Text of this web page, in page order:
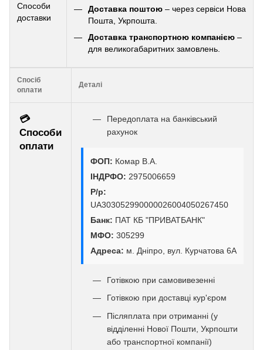
Способи
доставки
Доставка поштою – через сервіси Нова
Пошта, Укрпошта.
Доставка транспортною компанією –
для великогабаритних замовлень.
Спосіб
оплати
Деталі
💳
Способи
оплати
Передоплата на банківський
рахунок
ФОП: Комар В.А.
ІНДРФО: 2975006659
Р/р:
UA303052990000026004050267450
Банк: ПАТ КБ "ПРИВАТБАНК"
МФО: 305299
Адреса: м. Дніпро, вул. Курчатова 6А
Готівкою при самовивезенні
Готівкою при доставці кур'єром
Післяплата при отриманні (у
відділенні Нової Пошти, Укрпошти
або транспортної компанії)